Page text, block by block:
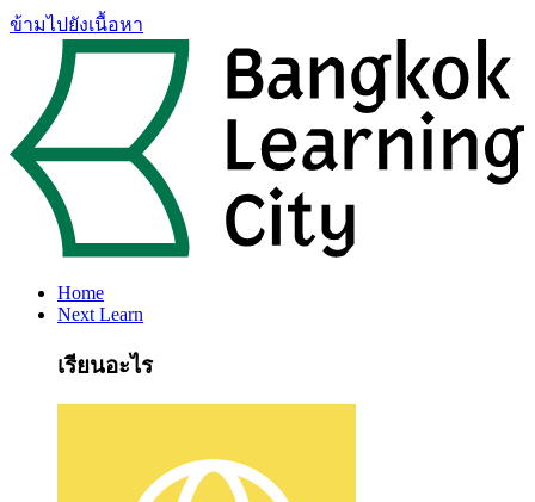
ข้ามไปยังเนื้อหา
Home
Next Learn
เรียนอะไร